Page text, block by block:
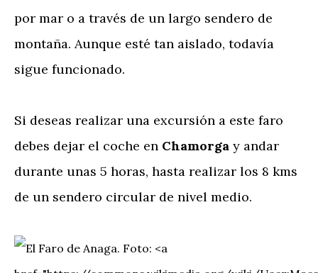
por mar o a través de un largo sendero de
montaña. Aunque esté tan aislado, todavía
sigue funcionado.
Si deseas realizar una excursión a este faro
debes dejar el coche en Chamorga y andar
durante unas 5 horas, hasta realizar los 8 kms
de un sendero circular de nivel medio.